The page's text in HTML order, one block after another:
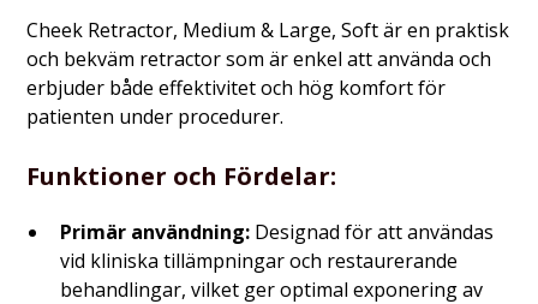
Cheek Retractor, Medium & Large, Soft är en praktisk
och bekväm retractor som är enkel att använda och
erbjuder både effektivitet och hög komfort för
patienten under procedurer.
Funktioner och Fördelar:
Primär användning: Designad för att användas
vid kliniska tillämpningar och restaurerande
behandlingar, vilket ger optimal exponering av